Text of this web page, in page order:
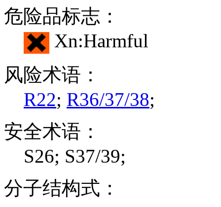
危险品标志：
Xn:Harmful
风险术语：
R22; R36/37/38;
安全术语：
S26; S37/39;
分子结构式：